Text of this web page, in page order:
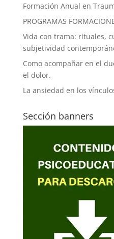
Formación Anual en
PROGRAMAS
Vida con trama: rituales,
subjetividad
Como acompañar en el
el dolor.
La ansiedad en los
Sección banners